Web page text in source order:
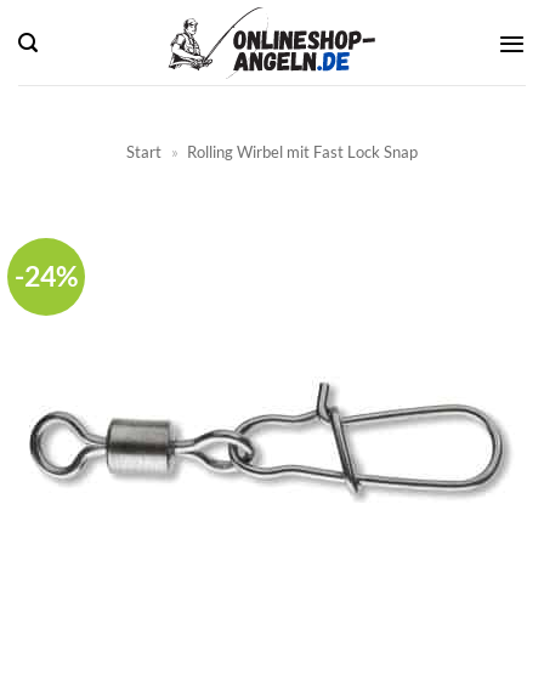
Inhalt
springen
Start » Rolling Wirbel mit Fast Lock Snap
-24%